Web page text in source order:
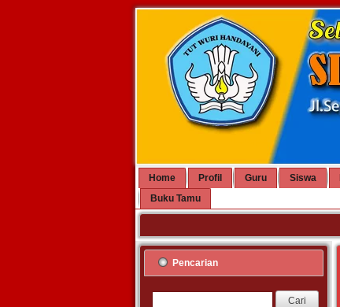
Home Profil Guru Siswa
Buku Tamu
Pencarian